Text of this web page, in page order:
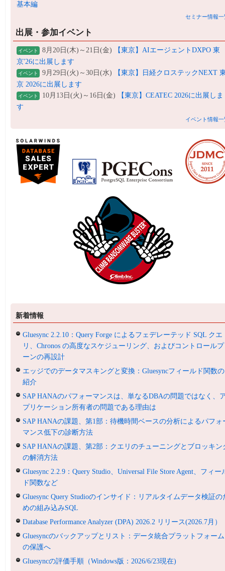
基本編
セミナー情報一
出展・参加イベント
イベント 8月20日(木)～21日(金)
【東京】AIエージェントDXPO 東
京'26に出展します
イベント 9月29日(火)～30日(水)
【東京】日経クロステックNEXT
京 2026に出展します
イベント 10月13日(火)～16日(金)
【東京】CEATEC 2026に出展しま
す
イベント情報一
新着情報
Gluesync 2.2.10：Query Forge によるフェデレーテッド SQL クエ
リ、Chronos の高度なスケジューリング、およびコントロール
ーンの再設計
エッジでのデータマスキングと変換：Gluesyncフィールド関数の
紹介
SAP HANAのパフォーマンスは、単なるDBAの問題ではなく、
プリケーション所有者の問題である理由は
SAP HANAの課題、第1部：待機時間ベースの分析によるパフォ
マンス低下の診断方法
SAP HANAの課題、第2部：クエリのチューニングとブロッキン
の解消方法
Gluesync 2.2.9：Query Studio、Universal File Store Agent、フィー
ド関数など
Gluesync Query Studioのインサイド：リアルタイムデータ検証の
めの組み込みSQL
Database Performance Analyzer (DPA) 2026.2 リリース(2026.7月）
Gluesyncのバックアップとリスト：データ統合プラットフォーム
の保護へ
Gluesyncの評価手順（Windows版：2026/6/23現在)